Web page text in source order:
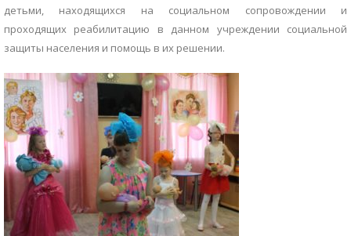
детьми, находящихся на социальном сопровождении и
проходящих реабилитацию в данном учреждении социальной
защиты населения и помощь в их решении.